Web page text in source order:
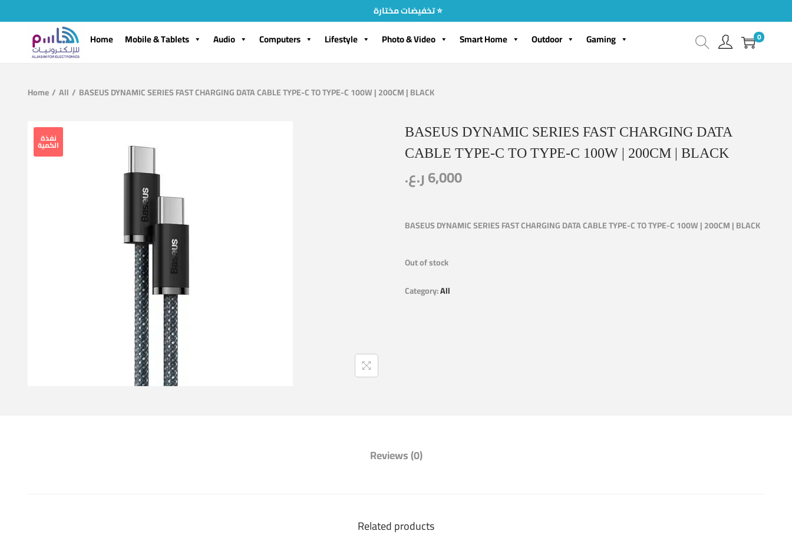
تخفيضات مختارة ⭐
Home Mobile & Tablets Audio Computers Lifestyle Photo & Video Smart Home Outdoor Gaming 0
Home/ All / BASEUS DYNAMIC SERIES FAST CHARGING DATA CABLE TYPE-C TO TYPE-C 100W | 200CM | BLACK
نفذة
الكمية
BASEUS DYNAMIC SERIES FAST CHARGING DATA
CABLE TYPE-C TO TYPE-C 100W | 200CM | BLACK
6,000ر.ع.
BASEUS DYNAMIC SERIES FAST CHARGING DATA CABLE TYPE-C TO TYPE-C 100W | 200CM | BLACK
Out of stock
Category:All
Reviews (0)
Related products